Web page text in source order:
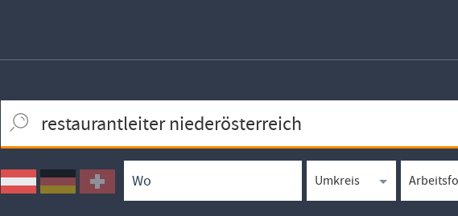
Ortssuche
Umkreissuche
Arbeitsform